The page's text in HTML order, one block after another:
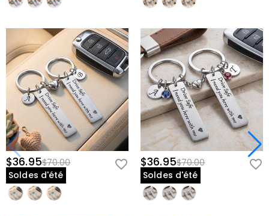
$36.95$70.00
Soldes d'été
$36.95$70.00
Soldes d'été